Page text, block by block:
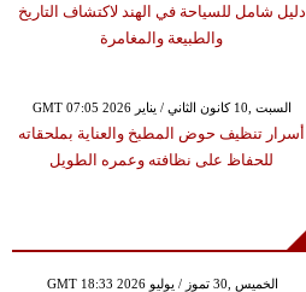
دليل شامل للسياحة في الهند لاكتشاف التاريخ
والطبيعة والمغامرة
GMT 07:05 2026 السبت ,10 كانون الثاني / يناير
أسرار تنظيف حوض المطبخ والعناية بملحقاته
للحفاظ على نظافته وعمره الطويل
GMT 18:33 2026 الخميس ,30 تموز / يوليو